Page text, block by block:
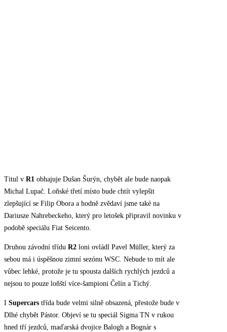
Titul v R1 obhajuje Dušan Šurýn, chybět ale bude naopak
Michal Lupač. Loňské třetí místo bude chtít vylepšit
zlepšující se Filip Obora a hodně zvědaví jsme také na
Dariusze Nahrebeckeho, který pro letošek připravil novinku v
podobě speciálu Fiat Seicento.
Druhou závodní třídu R2 loni ovládl Pavel Müller, který za
sebou má i úspěšnou zimní sezónu WSC. Nebude to mít ale
vůbec lehké, protože je tu spousta dalších rychlých jezdců a
nejsou to pouze loňští více-šampioni Čelín a Tichý.
I Supercars třída bude velmi silně obsazená, přestože bude v
Dlhé chybět Pástor. Objeví se tu speciál Sigma TN v rukou
hned tří jezdců, maďarská dvojice Balogh a Bognár s